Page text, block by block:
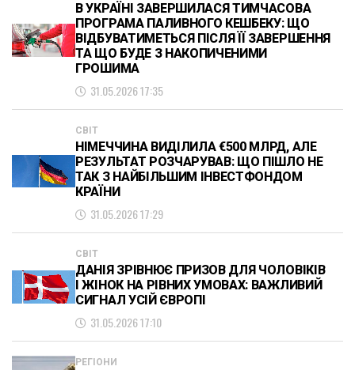
В УКРАЇНІ ЗАВЕРШИЛАСЯ ТИМЧАСОВА
ПРОГРАМА ПАЛИВНОГО КЕШБЕКУ: ЩО
ВІДБУВАТИМЕТЬСЯ ПІСЛЯ ЇЇ ЗАВЕРШЕННЯ
ТА ЩО БУДЕ З НАКОПИЧЕНИМИ
ГРОШИМА
31.05.2026 17:35
СВІТ
НІМЕЧЧИНА ВИДІЛИЛА €500 МЛРД, АЛЕ
РЕЗУЛЬТАТ РОЗЧАРУВАВ: ЩО ПІШЛО НЕ
ТАК З НАЙБІЛЬШИМ ІНВЕСТФОНДОМ
КРАЇНИ
31.05.2026 17:29
СВІТ
ДАНІЯ ЗРІВНЮЄ ПРИЗОВ ДЛЯ ЧОЛОВІКІВ
І ЖІНОК НА РІВНИХ УМОВАХ: ВАЖЛИВИЙ
СИГНАЛ УСІЙ ЄВРОПІ
31.05.2026 17:10
РЕГІОНИ